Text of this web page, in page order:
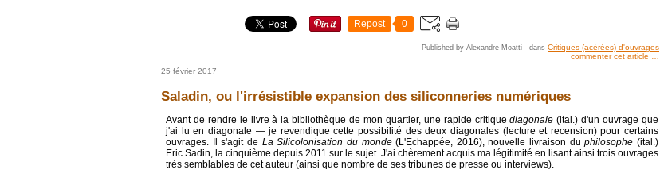
Repost 0
Published by Alexandre Moatti - dans Critiques (acérées) d'ouvrages
commenter cet article
25 février 2017
Saladin, ou l'irrésistible expansion des siliconneries numériques
Avant de rendre le livre à la bibliothèque de mon quartier, une rapide critiquediagonale (ital.) d'un ouvrage que
j'ai lu en diagonale ― je revendique cette possibilité des deux diagonales (lecture et recension) pour certains
ouvrages. Il s'agit de La Silicolonisation du monde(L'Echappée, 2016), nouvelle livraison duphilosophe (ital.)
Eric Sadin, la cinquième depuis 2011 sur le sujet. J'ai chèrement acquis ma légitimité en lisant ainsi trois ouvrages
très semblables de cet auteur (ainsi que nombre de ses tribunes de presse ou interviews).